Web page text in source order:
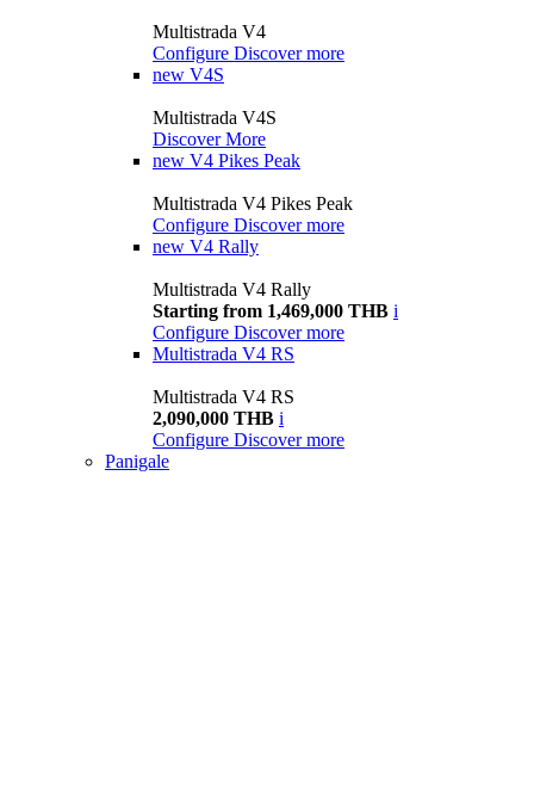
Multistrada V4
Configure Discover more
new V4S
Multistrada V4S
Discover More
new V4 Pikes Peak
Multistrada V4 Pikes Peak
Configure Discover more
new V4 Rally
Multistrada V4 Rally
Starting from 1,469,000 THB i
Configure Discover more
Multistrada V4 RS
Multistrada V4 RS
2,090,000 THB i
Configure Discover more
Panigale